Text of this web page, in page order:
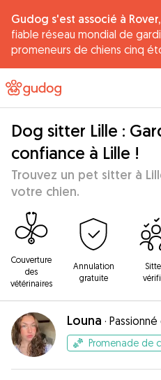
Gudog s'est associé à Rover,
fiable réseau mondial de
promeneurs de chiens cinq
Dog sitter Lille :
confiance à Lille !
Trouvez un pet sitter à
votre chien.
Couverture
des
vétérinaires
Annulation
gratuite
Louna · Passionné
Promenade de